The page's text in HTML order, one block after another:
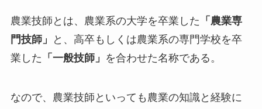
農業技師とは、農業系の大学を卒業した 「農業専
門技師」
と、高卒もしくは農業系の専門学校を卒
業した 「一般技師」 を合わせた名称である。
なので、農業技師といっても農業の知識と経験に